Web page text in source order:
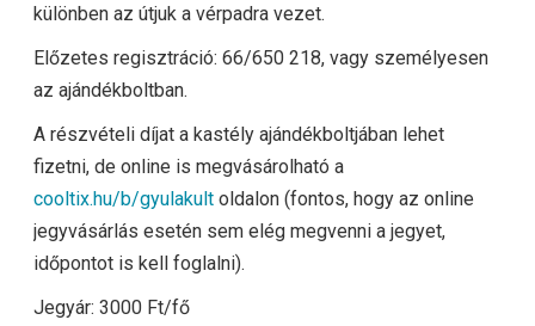
különben az útjuk a vérpadra vezet.
Előzetes regisztráció: 66/650 218, vagy személyesen
az ajándékboltban.
A részvételi díjat a kastély ajándékboltjában lehet
fizetni, de online is megvásárolható a
cooltix.hu/b/gyulakult oldalon (fontos, hogy az online
jegyvásárlás esetén sem elég megvenni a jegyet,
időpontot is kell foglalni).
Jegyár: 3000 Ft/fő